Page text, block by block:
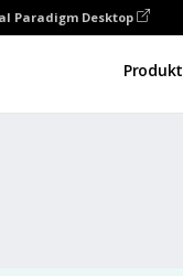
Paradigm Desktop
Produkt